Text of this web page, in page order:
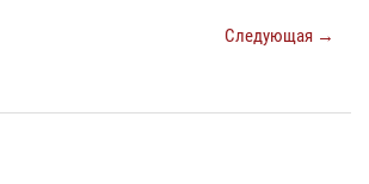
Следующая →